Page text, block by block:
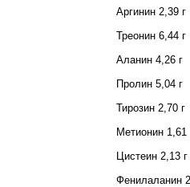
Аргинин 2,39 г
Треонин 6,44 г
Аланин 4,26 г
Пролин 5,04 г
Тирозин 2,70 г
Метионин 1,61
Цистеин 2,13 г
Фенилаланин